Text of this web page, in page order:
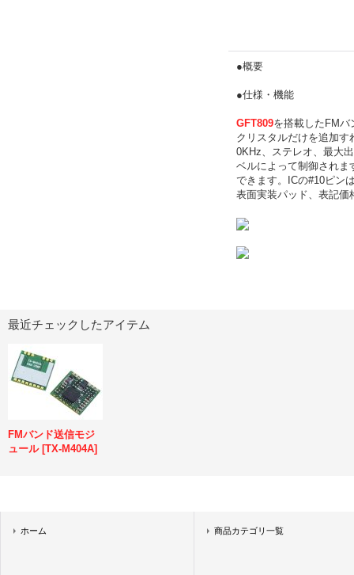
●概要
●仕様・機能
GFT809を搭載したFM
クリスタルだけを追加
0KHz、ステレオ、最大
ベルによって制御されま
できます。ICの#10ピン
表面実装パッド、表記価
最近チェックしたアイテム
FMバンド送信モジ
ュール [TX-M404A]
ホーム 商品カテゴリ一覧